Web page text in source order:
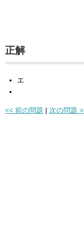
正解
エ
<< 前の問題 | 次の問題